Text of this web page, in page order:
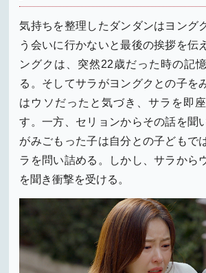
気持ちを整理したダンダンはヨング
う会いに行かないと最後の挨拶を伝
ングクは、突然22歳だった時の記
る。そしてサラがヨングクとの子を
はウソだったと気づき、サラを即
す。一方、セリョンからその話を聞
がみごもった子は自分との子どもで
ラを問い詰める。しかし、サラから
を聞き衝撃を受ける。